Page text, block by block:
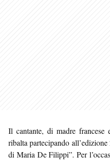
Il cantante, di madre francese
ribalta partecipando
di Maria De Filippi”. Per